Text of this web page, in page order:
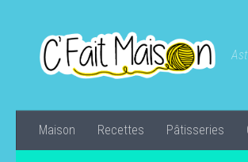
Maison Recettes Pâtisseries